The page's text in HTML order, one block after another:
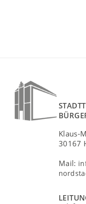
Klaus-
30167
Mail: